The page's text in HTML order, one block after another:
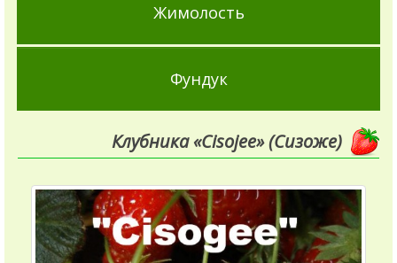
Жимолость
Фундук
Клубника «Cisojee» (Сизоже)